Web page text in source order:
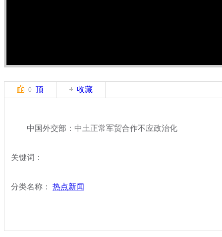
0 顶 收藏
中国外交部：中土正常军贸合作不应政治化
关键词：
分类名称： 热点新闻